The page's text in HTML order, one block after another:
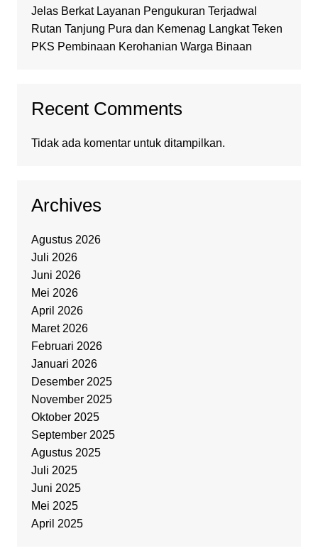
Jelas Berkat Layanan Pengukuran Terjadwal
Rutan Tanjung Pura dan Kemenag Langkat Teken
PKS Pembinaan Kerohanian Warga Binaan
Recent Comments
Tidak ada komentar untuk ditampilkan.
Archives
Agustus 2026
Juli 2026
Juni 2026
Mei 2026
April 2026
Maret 2026
Februari 2026
Januari 2026
Desember 2025
November 2025
Oktober 2025
September 2025
Agustus 2025
Juli 2025
Juni 2025
Mei 2025
April 2025